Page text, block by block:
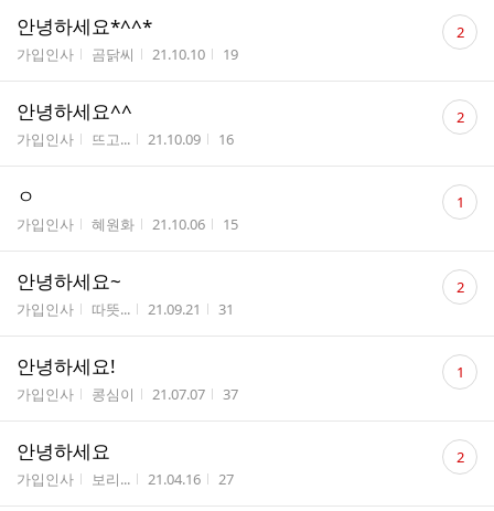
안녕하세요*^^*
게시판명
가입인사 작성자
곰닭씨 작성시간
21.10.10 조회수
19
댓
글 2
안녕하세요^^
게시판명
가입인사 작성자
뜨고... 작성시간
21.10.09 조회수
16
댓
글 2
ㅇ
게시판명
가입인사 작성자
혜원화 작성시간
21.10.06 조회수
15
댓
글 1
안녕하세요~
게시판명
가입인사 작성자
따뜻... 작성시간
21.09.21 조회수
31
댓
글 2
안녕하세요!
게시판명
가입인사 작성자
콩심이 작성시간
21.07.07 조회수
37
댓
글 1
안녕하세요
게시판명
가입인사 작성자
보리... 작성시간
21.04.16 조회수
27
댓
글 2